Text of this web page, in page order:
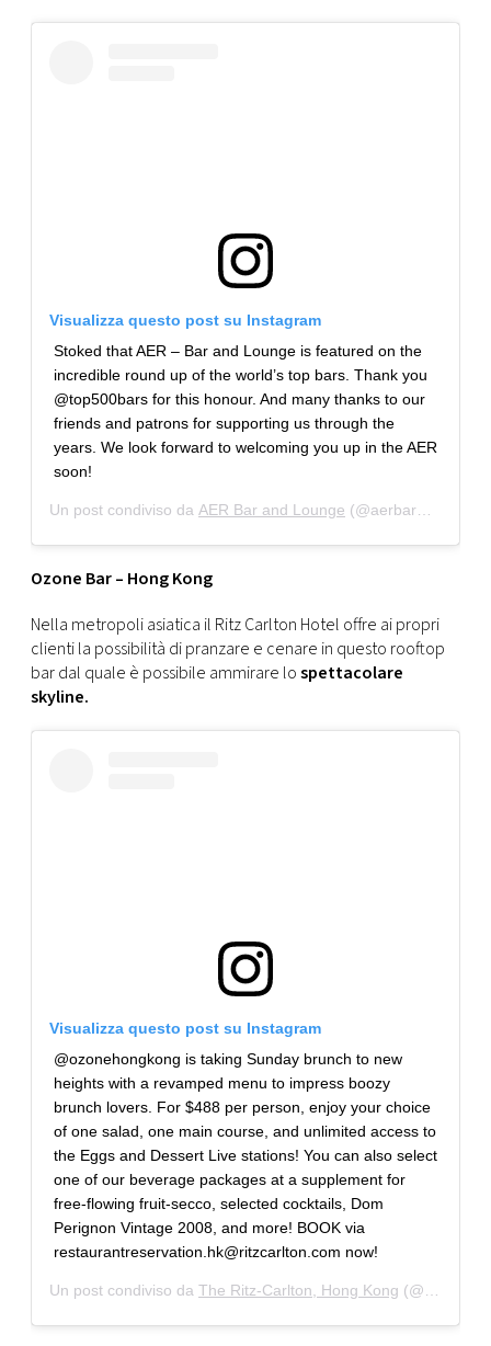
Visualizza questo post su Instagram
Stoked that AER – Bar and Lounge is featured on the
incredible round up of the world’s top bars. Thank you
@top500bars for this honour. And many thanks to our
friends and patrons for supporting us through the
years. We look forward to welcoming you up in the AER
soon!
Un post condiviso da AER Bar and Lounge (@aerbarmumbai) in data:
Ozone Bar – Hong Kong
Nella metropoli asiatica il Ritz Carlton Hotel offre ai propri
clienti la possibilità di pranzare e cenare in questo rooftop
bar dal quale è possibile ammirare lospettacolare
skyline.
Visualizza questo post su Instagram
@ozonehongkong is taking Sunday brunch to new
heights with a revamped menu to impress boozy
brunch lovers. For $488 per person, enjoy your choice
of one salad, one main course, and unlimited access to
the Eggs and Dessert Live stations! You can also select
one of our beverage packages at a supplement for
free-flowing fruit-secco, selected cocktails, Dom
Perignon Vintage 2008, and more! BOOK via
restaurantreservation.hk@ritzcarlton.com now!
Un post condiviso da The Ritz-Carlton, Hong Kong (@ritzcarltonhongkong) in data: